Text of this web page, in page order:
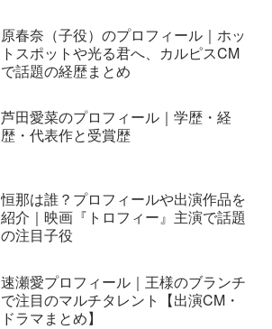
原春奈（子役）のプロフィール｜ホッ
トスポットや光る君へ、カルピスCM
で話題の経歴まとめ
芦田愛菜のプロフィール｜学歴・経
歴・代表作と受賞歴
恒那は誰？プロフィールや出演作品を
紹介｜映画『トロフィー』主演で話題
の注目子役
速瀬愛プロフィール｜王様のブランチ
で注目のマルチタレント【出演CM・
ドラマまとめ】